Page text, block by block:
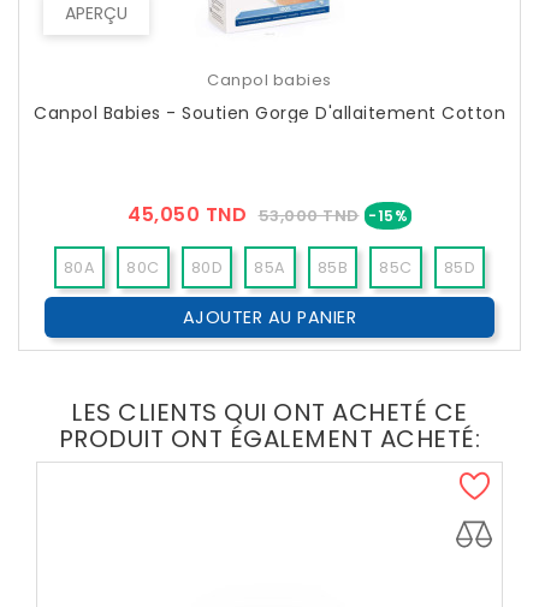
APERÇU
Canpol babies
Canpol Babies - Soutien Gorge D'allaitement Cotton
45,050 TND Prix
Public
53,000 TND -15%Prix
80A 80C 80D 85A 85B 85C 85D
90D 75A 75C
AJOUTER AU PANIER
LES CLIENTS QUI ONT ACHETÉ CE
PRODUIT ONT ÉGALEMENT ACHETÉ: